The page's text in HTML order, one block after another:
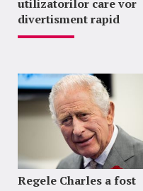
utilizatorilor care vor
divertisment rapid
Regele Charles a fost